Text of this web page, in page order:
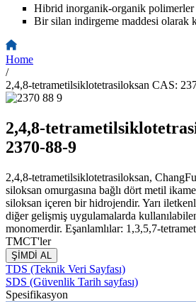
Hibrid inorganik-organik polimerler
Bir silan indirgeme maddesi olarak
Home
/
2,4,8-tetrametilsiklotetrasiloksan CAS:
2,4,8-
2370-88-9
2,4,8-tetrametilsiklotetrasiloksan,
siloksan omurgasına bağlı dört metil
siloksan içeren bir hidrojendir. Yarı
diğer gelişmiş uygulamalarda
monomerdir. Eşanlamlılar: 1,3,5,7-
TMCT'ler
ŞİMDİ AL
TDS (Teknik Veri Sayfası)
SDS (Güvenlik Tarih sayfası)
Spesifikasyon